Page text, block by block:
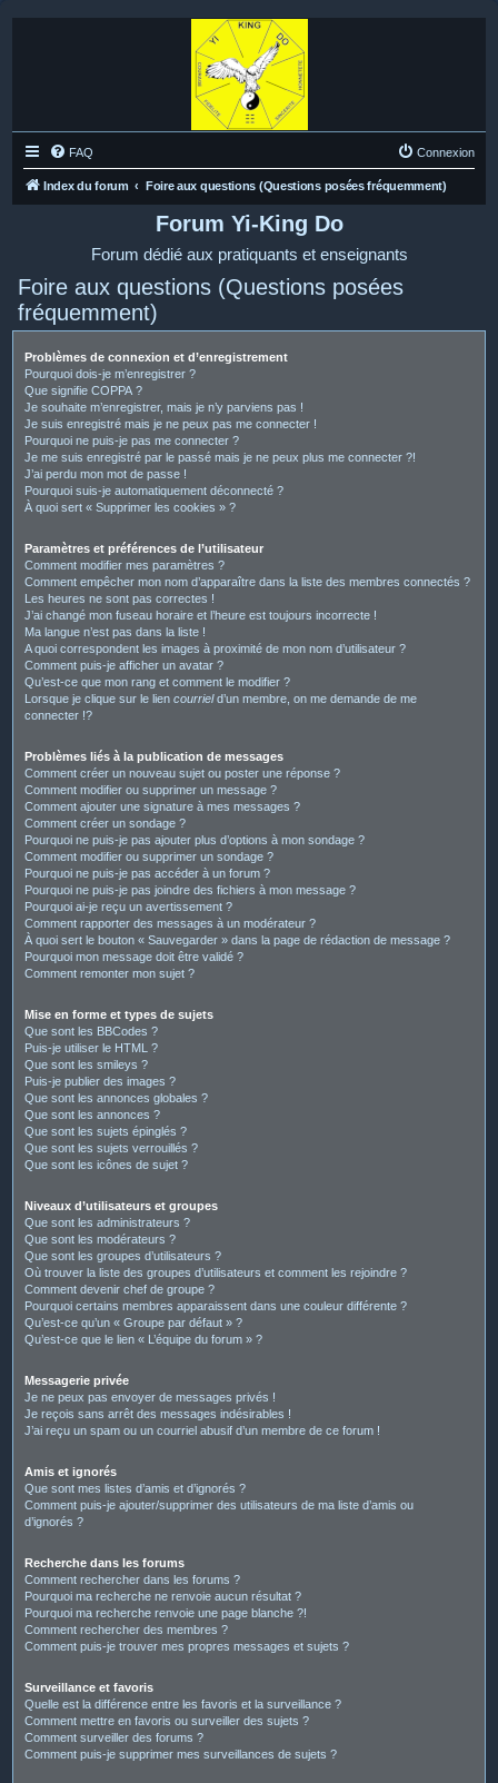
FAQ Connexion
Index du forum Foire aux questions (Questions posées fréquemment)
Forum Yi-King Do
Forum dédié aux pratiquants et enseignants
Foire aux questions (Questions posées
fréquemment)
Problèmes de connexion et d’enregistrement
Pourquoi dois-je m’enregistrer ?
Que signifie COPPA ?
Je souhaite m’enregistrer, mais je n’y parviens pas !
Je suis enregistré mais je ne peux pas me connecter !
Pourquoi ne puis-je pas me connecter ?
Je me suis enregistré par le passé mais je ne peux plus me connecter ?!
J’ai perdu mon mot de passe !
Pourquoi suis-je automatiquement déconnecté ?
À quoi sert « Supprimer les cookies » ?
Paramètres et préférences de l’utilisateur
Comment modifier mes paramètres ?
Comment empêcher mon nom d’apparaître dans la liste des membres connectés ?
Les heures ne sont pas correctes !
J’ai changé mon fuseau horaire et l’heure est toujours incorrecte !
Ma langue n’est pas dans la liste !
A quoi correspondent les images à proximité de mon nom d’utilisateur ?
Comment puis-je afficher un avatar ?
Qu’est-ce que mon rang et comment le modifier ?
Lorsque je clique sur le lien courrield’un membre, on me demande de me
connecter !?
Problèmes liés à la publication de messages
Comment créer un nouveau sujet ou poster une réponse ?
Comment modifier ou supprimer un message ?
Comment ajouter une signature à mes messages ?
Comment créer un sondage ?
Pourquoi ne puis-je pas ajouter plus d’options à mon sondage ?
Comment modifier ou supprimer un sondage ?
Pourquoi ne puis-je pas accéder à un forum ?
Pourquoi ne puis-je pas joindre des fichiers à mon message ?
Pourquoi ai-je reçu un avertissement ?
Comment rapporter des messages à un modérateur ?
À quoi sert le bouton « Sauvegarder » dans la page de rédaction de message ?
Pourquoi mon message doit être validé ?
Comment remonter mon sujet ?
Mise en forme et types de sujets
Que sont les BBCodes ?
Puis-je utiliser le HTML ?
Que sont les smileys ?
Puis-je publier des images ?
Que sont les annonces globales ?
Que sont les annonces ?
Que sont les sujets épinglés ?
Que sont les sujets verrouillés ?
Que sont les icônes de sujet ?
Niveaux d’utilisateurs et groupes
Que sont les administrateurs ?
Que sont les modérateurs ?
Que sont les groupes d’utilisateurs ?
Où trouver la liste des groupes d’utilisateurs et comment les rejoindre ?
Comment devenir chef de groupe ?
Pourquoi certains membres apparaissent dans une couleur différente ?
Qu’est-ce qu’un « Groupe par défaut » ?
Qu’est-ce que le lien « L’équipe du forum » ?
Messagerie privée
Je ne peux pas envoyer de messages privés !
Je reçois sans arrêt des messages indésirables !
J’ai reçu un spam ou un courriel abusif d’un membre de ce forum !
Amis et ignorés
Que sont mes listes d’amis et d’ignorés ?
Comment puis-je ajouter/supprimer des utilisateurs de ma liste d’amis ou
d’ignorés ?
Recherche dans les forums
Comment rechercher dans les forums ?
Pourquoi ma recherche ne renvoie aucun résultat ?
Pourquoi ma recherche renvoie une page blanche ?!
Comment rechercher des membres ?
Comment puis-je trouver mes propres messages et sujets ?
Surveillance et favoris
Quelle est la différence entre les favoris et la surveillance ?
Comment mettre en favoris ou surveiller des sujets ?
Comment surveiller des forums ?
Comment puis-je supprimer mes surveillances de sujets ?